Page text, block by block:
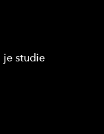
je studie